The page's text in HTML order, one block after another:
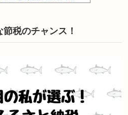
税のチャンス！